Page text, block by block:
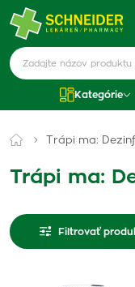
Kategórie
Trápi ma:
Trápi ma:
Filtrovať